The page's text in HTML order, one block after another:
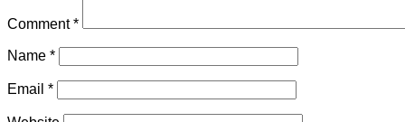
Comment*
Name *
Email *